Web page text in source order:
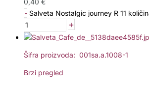
0,40 €
- Salveta Nostalgic journey R 11
+
Šifra proizvoda: 001sa.a.1008-1
Brzi pregled